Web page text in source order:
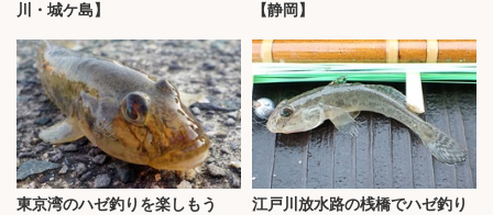
川・城ケ島】
【静岡】
東京湾のハゼ釣りを楽しもう
江戸川放水路の桟橋でハゼ釣り